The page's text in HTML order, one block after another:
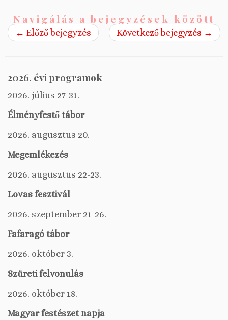
Navigálás a bejegyzések között
← Előző bejegyzés Következő bejegyzés →
2026. évi programok
2026. július 27-31.
Élményfestő tábor
2026. augusztus 20.
Megemlékezés
2026. augusztus 22-23.
Lovas fesztivál
2026. szeptember 21-26.
Fafaragó tábor
2026. október 3.
Szüreti felvonulás
2026. október 18.
Magyar festészet napja